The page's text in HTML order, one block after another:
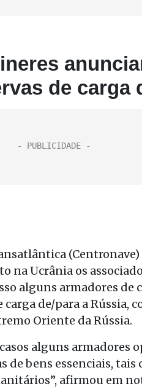
de carga
na Ucrânia os
alguns armadores de
de/para a Rússia,
Oriente da Rússia.
alguns armadores
de bens essenciais, tais
afirmou em